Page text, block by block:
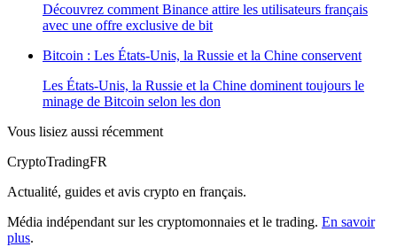
Découvrez comment Binance attire les utilisateurs français
avec une offre exclusive de bit
Bitcoin : Les États-Unis, la Russie et la Chine conservent
Les États-Unis, la Russie et la Chine dominent toujours le
minage de Bitcoin selon les don
Vous lisiez aussi récemment
CryptoTradingFR
Actualité, guides et avis crypto en français.
Média indépendant sur les cryptomonnaies et le trading. En savoir
plus.